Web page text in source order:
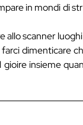
in mondi di
allo scanner
dimenticare
insieme